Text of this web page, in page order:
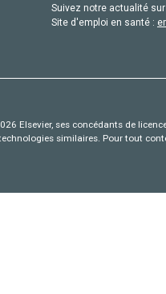
Suivez notre actualité
Site d'emploi en santé :
Elsevier, ses concédants de
similaires. Pour tout